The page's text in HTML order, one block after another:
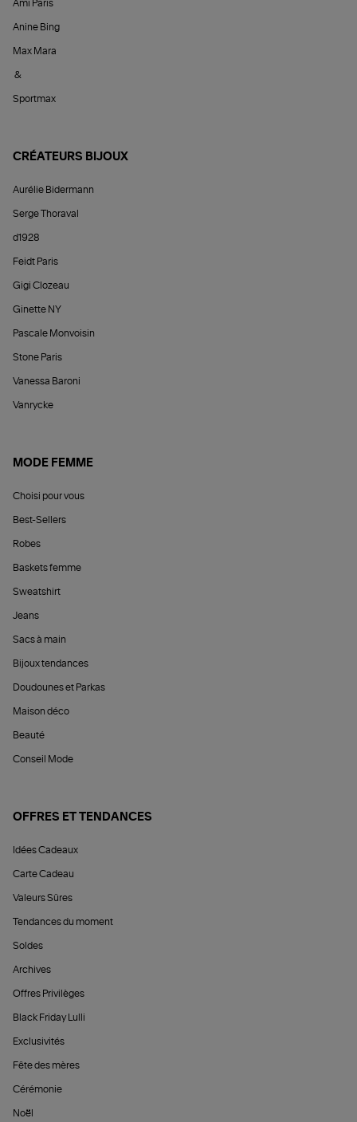
Ami Paris
Anine Bing
Max Mara
&
Sportmax
CRÉATEURS BIJOUX
Aurélie Bidermann
Serge Thoraval
d1928
Feidt Paris
Gigi Clozeau
Ginette NY
Pascale Monvoisin
Stone Paris
Vanessa Baroni
Vanrycke
MODE FEMME
Choisi pour vous
Best-Sellers
Robes
Baskets femme
Sweatshirt
Jeans
Sacs à main
Bijoux tendances
Doudounes et Parkas
Maison déco
Beauté
Conseil Mode
OFFRES ET TENDANCES
Idées Cadeaux
Carte Cadeau
Valeurs Sûres
Tendances du moment
Soldes
Archives
Offres Privilèges
Black Friday Lulli
Exclusivités
Fête des mères
Cérémonie
Noël